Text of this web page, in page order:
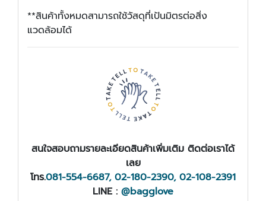
**สินค้าทั้งหมดสามารถใช้วัสดุที่เป้นมิตรต่อสิ่ง
แวดล้อมได้
สนใจสอบถามรายละเอียดสินค้าเพิ่มเติม ติดต่อเราได้
เลย
โทร.081-554-6687, 02-180-2390, 02-108-2391
LINE : @bagglove